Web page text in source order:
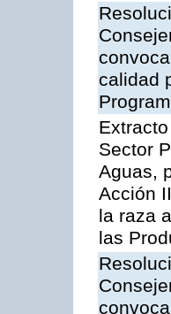
calidad
Sector
Aguas,
Acción
la raza
las